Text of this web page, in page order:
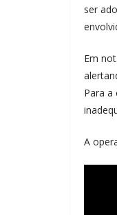
ser
Em
Para a
A